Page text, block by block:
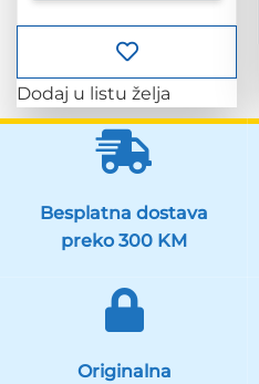
Dodaj u listu želja
Besplatna dostava
preko 300 KM
Originalna